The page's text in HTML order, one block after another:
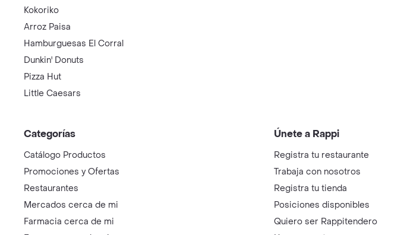
Kokoriko
Arroz Paisa
Hamburguesas El Corral
Dunkin' Donuts
Pizza Hut
Little Caesars
Categorías
Catálogo Productos
Promociones y Ofertas
Restaurantes
Mercados cerca de mi
Farmacia cerca de mi
Únete a Rappi
Registra tu restaurante
Trabaja con nosotros
Registra tu tienda
Posiciones disponibles
Quiero ser Rappitendero